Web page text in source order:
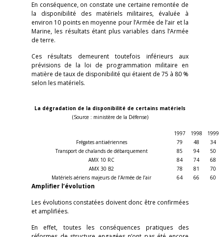
En conséquence, on constate une certaine remontée de
la disponibilité des matériels militaires, évaluée à
environ 10 points en moyenne pour l’Armée de l’air et la
Marine, les résultats étant plus variables dans l’Armée
de terre.
Ces résultats demeurent toutefois inférieurs aux
prévisions de la loi de programmation militaire en
matière de taux de disponibilité qui étaient de 75 à 80 %
selon les matériels.
La dégradation de la disponibilité de certains matériels
(Source : ministère de la Défense)
1997 1998
1999
Frégates antiaériennes
79 48
34
Transport de chalands de débarquement
85 94
50
AMX 10 RC
84 74
68
AMX 30 B2
78 81
70
Matériels aériens majeurs de l’Armée de l’air
64 66 60
Amplifier l’évolution
Les évolutions constatées doivent donc être confirmées
et amplifiées.
En effet, toutes les conséquences pratiques des